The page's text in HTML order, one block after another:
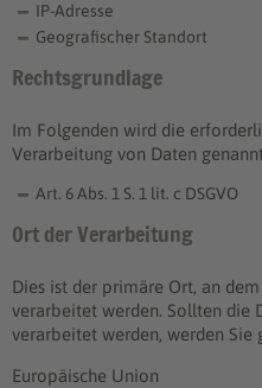
IP-Adresse
Geografischer Standort
Rechtsgrundlage
Im Folgenden wird die
Verarbeitung von Daten
Art. 6 Abs. 1 S. 1 lit. c DSGVO
Ort der Verarbeitung
Dies ist der primäre Ort, an
verarbeitet werden. Sollten die
verarbeitet werden, werden Sie
Europäische Union